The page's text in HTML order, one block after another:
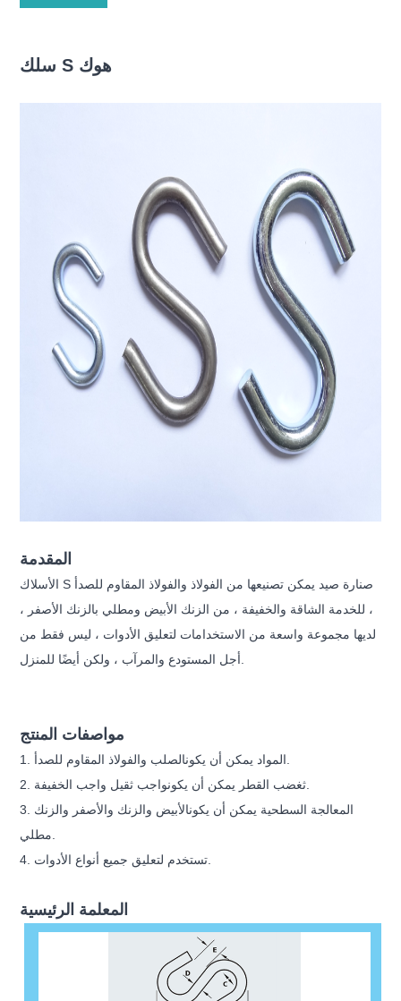
سلك S هوك
المقدمة
الأسلاك S صنارة صيد يمكن تصنيعها من الفولاذ والفولاذ المقاوم للصدأ
، للخدمة الشاقة والخفيفة ، من الزنك الأبيض ومطلي بالزنك الأصفر ،
لديها مجموعة واسعة من الاستخدامات لتعليق الأدوات ، ليس فقط من
مواصفات المنتج
1. المواد يمكن أن يكون
2. ثغضب القطر يمكن أن يكون
3. المعالجة السطحية يمكن أن يكونالأبيض والزنك والأصفر والزنك
المعلمة الرئيسية